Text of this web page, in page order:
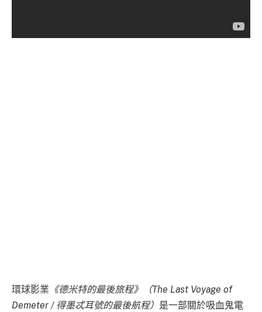
環球影業 《德米特的最後旅程》（The Last Voyage of
Demeter / 得墨忒耳號的最後航程） 是一部關於吸血鬼電